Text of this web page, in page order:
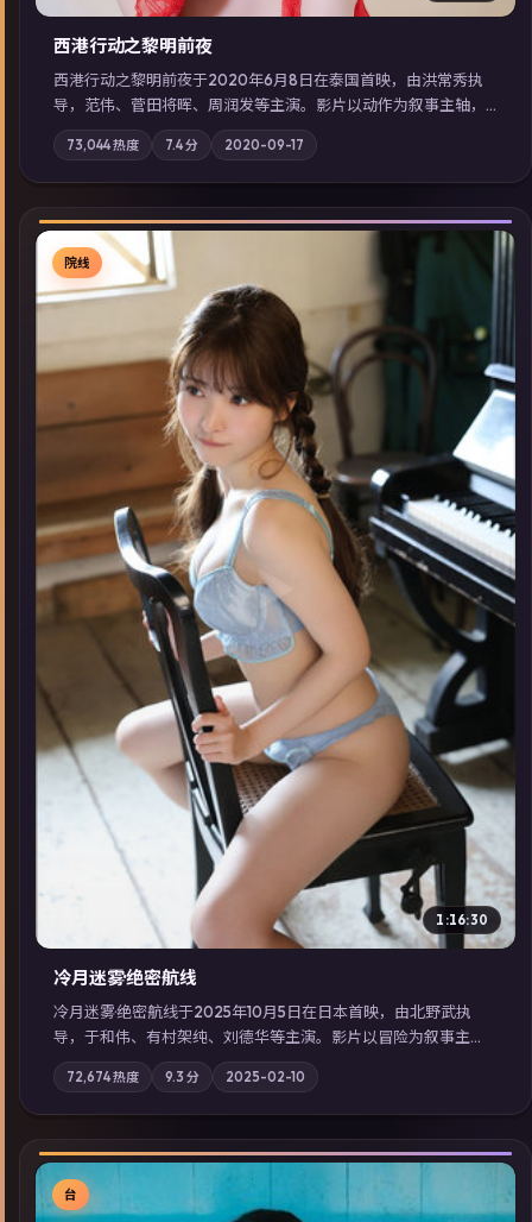
西港行动之黎明前夜
西港行动之黎明前夜于2020年6月8日在泰国首映，由洪常秀执
导，范伟、菅田将晖、周润发等主演。影片以动作为叙事主轴，
亲情与职责必须在倒计时结束前做出抉择；摄影与配乐强化地域
气质；站内亦可通过「国产免费观看高清电视剧在线看」延展检
索同类型高分佳作，畅享高清在线追剧体验。
73,044热度 7.4分 2020-09-17
▶
院线
1:16:30
冷月迷雾·绝密航线
冷月迷雾·绝密航线于2025年10月5日在日本首映，由北野武执
导，于和伟、有村架纯、刘德华等主演。影片以冒险为叙事主
轴，记忆碎片重组后，主角发现自己从未活过“真实”的一天；摄
影与配乐强化地域气质；站内亦可通过「国产免费观看高清电视
剧在线看」延展检索同类型高分佳作，畅享高清在线追剧体验。
72,674热度 9.3 分 2025-02-10
台